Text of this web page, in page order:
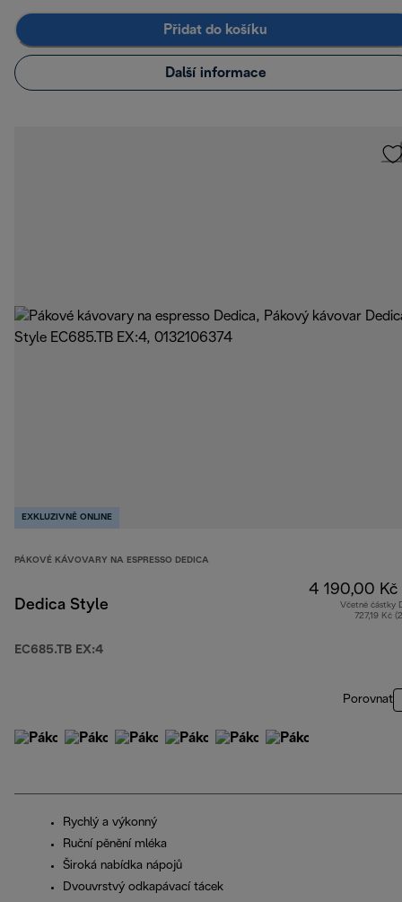
Přidat do košíku
Další informace
EXKLUZIVNĚ ONLINE
PÁKOVÉ KÁVOVARY NA ESPRESSO DEDICA
Dedica Style
EC685.TB EX:4
4 190,00 Kč
Včetně částky
727,19 Kč
Porovnat
Rychlý a výkonný
Ruční pěnění mléka
Široká nabídka nápojů
Dvouvrstvý odkapávací tácek